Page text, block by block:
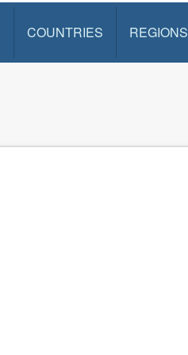
COUNTRIES REGIONS